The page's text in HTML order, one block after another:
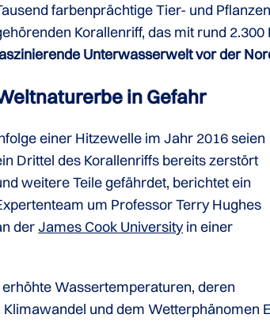
farbenprächtige Tier- und
Korallenriff, das mit rund
Unterwasserwelt vor der
in Gefahr
einer Hitzewelle im Jahr 2016 seien
Drittel des Korallenriffs bereits zerstört
weitere Teile gefährdet, berichtet ein
um Professor Terry Hughes
derJames Cook Universityin einer
Wassertemperaturen, deren
und dem Wetterphänomen